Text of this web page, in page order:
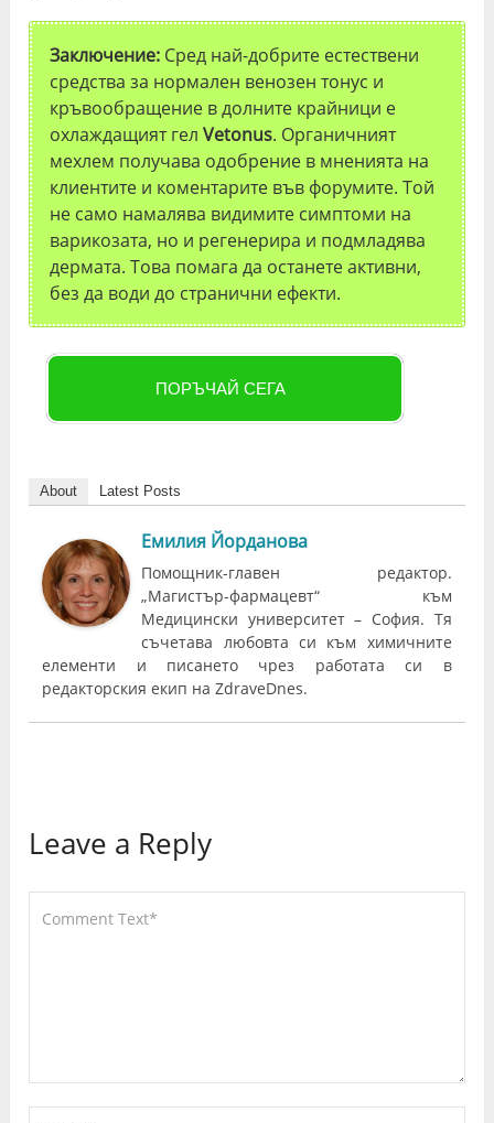
Заключение: Сред най-добрите естествени
средства за нормален венозен тонус и
кръвообращение в долните крайници е
охлаждащият гелVetonus. Органичният
мехлем получава одобрение в мненията на
клиентите и коментарите във форумите. Той
не само намалява видимите симптоми на
варикозата, но и регенерира и подмладява
дермата. Това помага да останете активни,
без да води до странични ефекти.
ПОРЪЧАЙ СЕГА
About Latest Posts
Емилия Йорданова
Помощник-главен редактор.
„Магистър-фармацевт“ към
Медицински университет – София. Тя
съчетава любовта си към химичните
елементи и писането чрез работата си в
редакторския екип на ZdraveDnes.
Leave a Reply